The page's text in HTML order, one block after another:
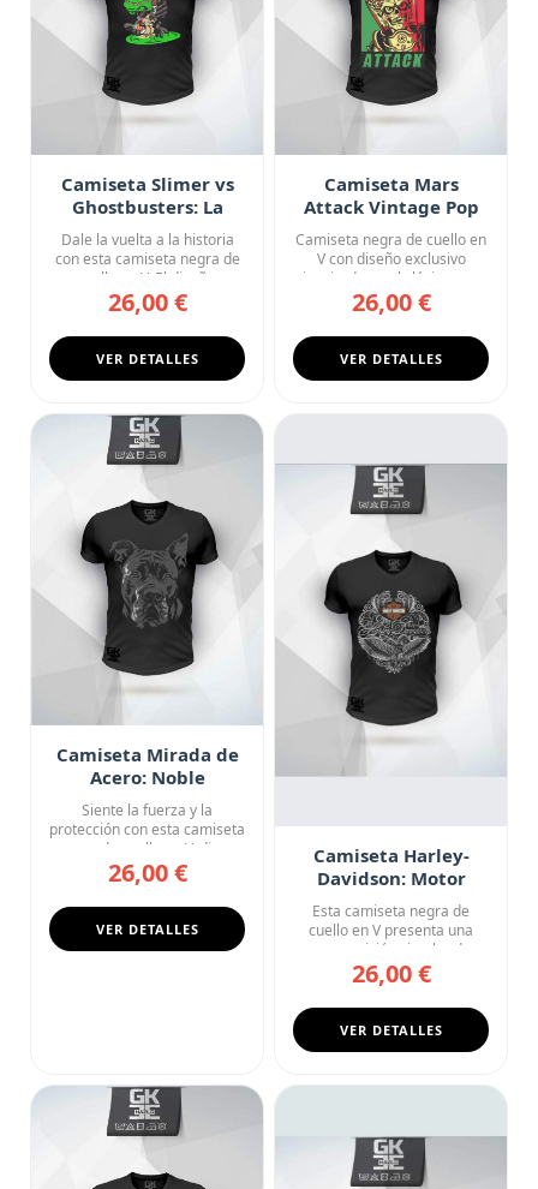
Camiseta Slimer vs
Ghostbusters: La
Venganza de
Moquete
Dale la vuelta a la historia
con esta camiseta negra de
cuello en V. El diseñ...
26,00 €
VER DETALLES
Camiseta Mars
Attack Vintage Pop
Camiseta negra de cuello en
V con diseño exclusivo
inspirado en el clásico sc...
26,00 €
VER DETALLES
Camiseta Mirada de
Acero: Noble
Guardián
Siente la fuerza y la
protección con esta camiseta
negra de cuello en V, dise...
26,00 €
VER DETALLES
Camiseta Harley-
Davidson: Motor
Cycles Filigrana
Esta camiseta negra de
cuello en V presenta una
composición circular de
extra...
26,00 €
VER DETALLES